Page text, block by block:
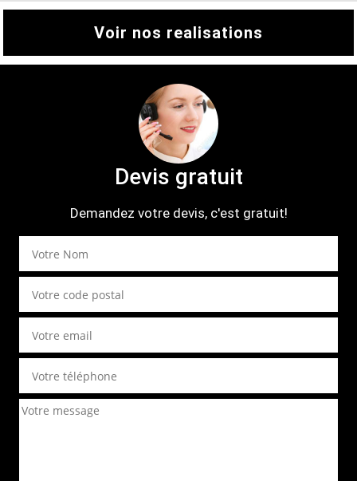
Voir nos realisations
Devis gratuit
Demandez votre devis, c'est gratuit!